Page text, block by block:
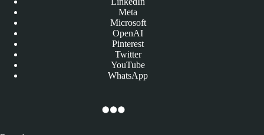
Meta
Microsoft
OpenAI
Pinterest
Twitter
YouTube
WhatsApp